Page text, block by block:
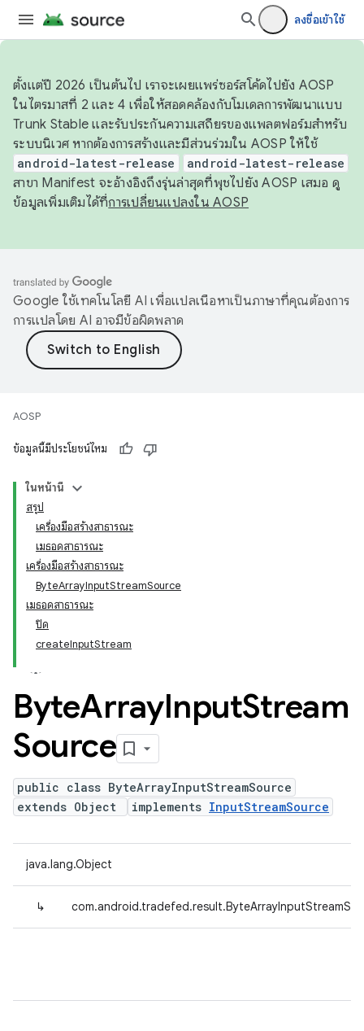
ลงชื่อเข้าใช้
ตั้งแต่ปี 2026 เป็นต้นไป เราจะเผยแพร่ซอร์สโค้ดไปยัง AOSP
ในไตรมาสที่ 2 และ 4 เพื่อให้สอดคล้องกับโมเดลการพัฒนาแบบ
Trunk Stable และรับประกันความเสถียรของแพลตฟอร์มสำหรับ
ระบบนิเวศ หากต้องการสร้างและมีส่วนร่วมใน AOSP ให้ใช้
android-latest-release android-latest-release
สาขา Manifest จะอ้างอิงถึงรุ่นล่าสุดที่พุชไปยัง AOSP เสมอ ดู
ข้อมูลเพิ่มเติมได้ที่การเปลี่ยนแปลงใน AOSP
Google ใช้เทคโนโลยี AI เพื่อแปลเนื้อหาเป็นภาษาที่คุณต้องการ
การแปลโดย AI อาจมีข้อผิดพลาด
AOSP
ข้อมูลนี้มีประโยชน์ไหม
ในหน้านี้
สรุป
เครื่องมือสร้างสาธารณะ
เมธอดสาธารณะ
เครื่องมือสร้างสาธารณะ
ByteArrayInputStreamSource
เมธอดสาธารณะ
ปิด
createInputStream
ByteArrayInputStream
Source
public class ByteArrayInputStreamSource
extends Object
implements InputStreamSource
java.lang.Object
↳